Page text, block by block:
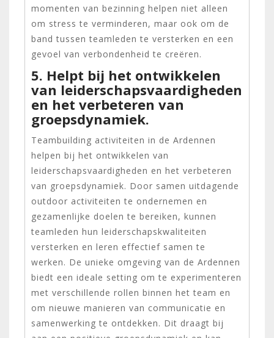
momenten van bezinning helpen niet alleen
om stress te verminderen, maar ook om de
band tussen teamleden te versterken en een
gevoel van verbondenheid te creëren.
5. Helpt bij het ontwikkelen
van leiderschapsvaardigheden
en het verbeteren van
groepsdynamiek.
Teambuilding activiteiten in de Ardennen
helpen bij het ontwikkelen van
leiderschapsvaardigheden en het verbeteren
van groepsdynamiek. Door samen uitdagende
outdoor activiteiten te ondernemen en
gezamenlijke doelen te bereiken, kunnen
teamleden hun leiderschapskwaliteiten
versterken en leren effectief samen te
werken. De unieke omgeving van de Ardennen
biedt een ideale setting om te experimenteren
met verschillende rollen binnen het team en
om nieuwe manieren van communicatie en
samenwerking te ontdekken. Dit draagt bij